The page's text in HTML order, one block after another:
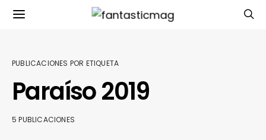
PUBLICACIONES POR ETIQUETA
Paraíso 2019
5 PUBLICACIONES